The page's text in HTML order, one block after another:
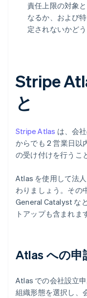
責任上限の対象
なるか、および
定されないかど
Stripe
と
Stripe Atlas は、会
からでも 2 営業日以
の受け付けを行うこ
Atlas を使用して法
わりましょう。その
General Catalyst な
トアップも含まれま
Atlas への申
Atlas での会社設立
組織形態を選択し、